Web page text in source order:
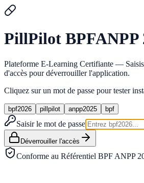
PillPilot BPFANPP
Plateforme E-Learning Certifiante —
d'accès pour déverrouiller l'application.
Cliquez sur un mot de passe pour tester
bpf2026 pillpilot anpp2025 bpf
Saisir le mot de passe
Déverrouiller l'accès
Conforme au Référentiel BPF ANPP